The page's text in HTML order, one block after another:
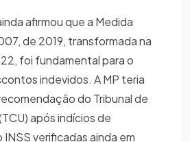
afirmou que a Medida
de 2019, transformada na
foi fundamental para o
indevidos. A MP teria
do Tribunal de
após indícios de
verificadas ainda em